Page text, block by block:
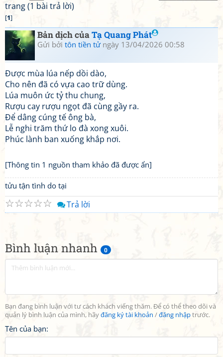
Bình luận nhanh 0
Bạn đang bình luận với tư cách khách viếng thăm. Để có thể theo dõi và
quản lý bình luận của mình, hãyđăng ký tài khoản /đăng nhậptrước.
Tên của bạn:
trang (1 bài trả lời)
[1]
Bản dịch củaTạ Quang Phát
Gửi bởi tôn tiền tửngày 13/04/2026 00:58
Được mùa lúa nếp dồi dào,
Cho nên đã có vựa cao trữ dùng.
Lúa muôn ức tỷ thu chung,
Rượu cay rượu ngọt đã cùng gầy ra.
Để dâng cúng tế ông bà,
Lễ nghi trăm thứ lo đà xong xuôi.
Phúc lành ban xuống khắp nơi.
[Thông tin 1 nguồn tham khảo đã được ẩn]
tửu tận tình do tại
☆
☆
☆
☆
☆ Trả lời